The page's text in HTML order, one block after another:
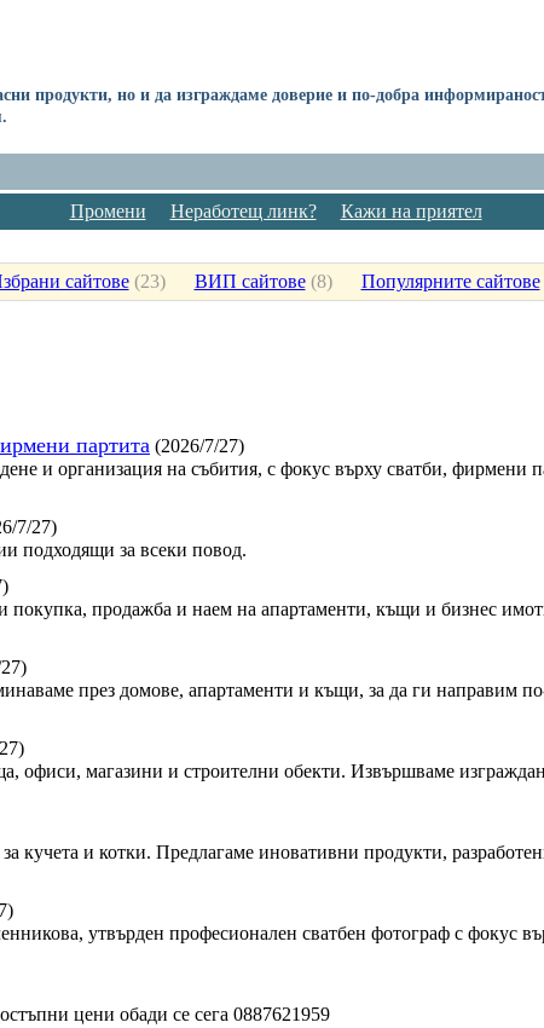
продукти, но и да изграждаме доверие и по-добра
Промени Неработещ линк? Кажи на приятел
сайтове(23) ВИП сайтове(8) Популярните сайтове
партита (2026/7/27)
и организация на събития, с фокус върху сватби,
7/27)
подходящи за всеки повод.
продажба и наем на апартаменти, къщи и бизнес
през домове, апартаменти и къщи, за да ги направим
офиси, магазини и строителни обекти. Извършваме
кучета и котки. Предлагаме иновативни продукти,
утвърден професионален сватбен фотограф с фокус
цени обади се сега 0887621959